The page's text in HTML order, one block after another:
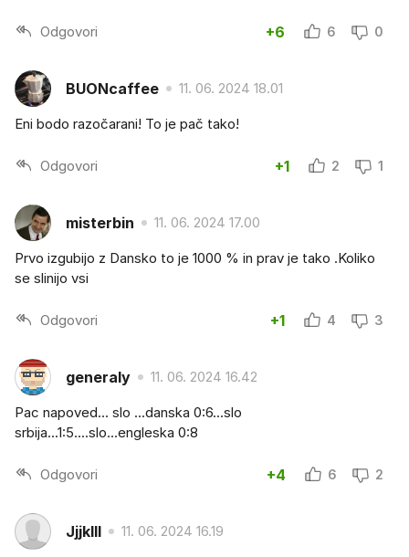
Odgovori +6 6 0
BUONcaffee 11. 06. 2024 18.01
Eni bodo razočarani! To je pač tako!
Odgovori +1 2 1
misterbin 11. 06. 2024 17.00
Prvo izgubijo z Dansko to je 1000 % in prav je tako .Koliko
se slinijo vsi
Odgovori +1 4 3
generaly 11. 06. 2024 16.42
Pac napoved... slo ...danska 0:6...slo
srbija...1:5....slo...engleska 0:8
Odgovori +4 6 2
Jjjklll 11. 06. 2024 16.19